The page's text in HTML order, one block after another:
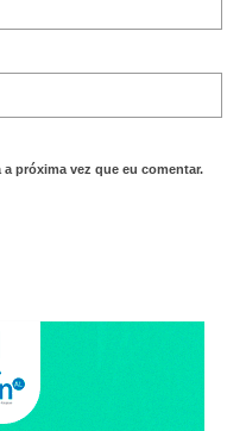
próxima vez que eu comentar.